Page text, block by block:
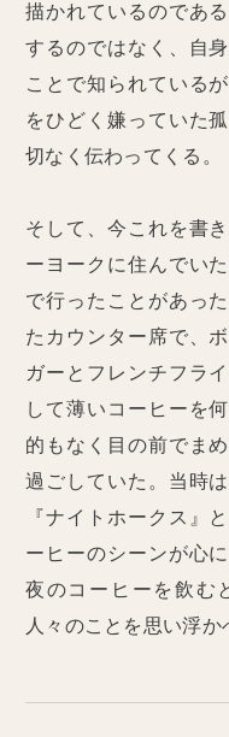
描かれているのであ
するのではなく、自
ことで知られている
をひどく嫌っていた
切なく伝わってくる。
そして、今これを書
ーヨークに住んでい
で行ったことがあっ
たカウンター席で、
ガーとフレンチフラ
して薄いコーヒーを
的もなく目の前でま
過ごしていた。当時
『ナイトホークス』
ーヒーのシーンが心
夜のコーヒーを飲む
人々のことを思い浮か